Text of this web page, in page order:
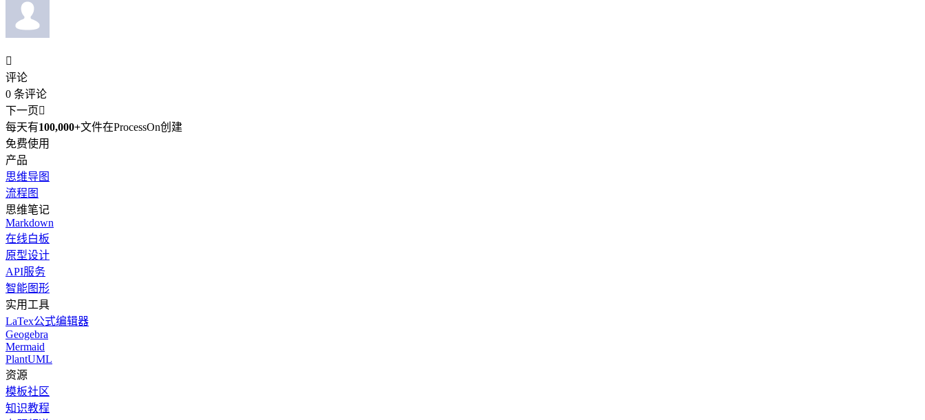

评论
0 条评论
下一页
每天有100,000+文件在ProcessOn创建
免费使用
产品
思维导图
流程图
思维笔记
Markdown
在线白板
原型设计
API服务
智能图形
实用工具
LaTex公式编辑器
Geogebra
Mermaid
PlantUML
资源
模板社区
知识教程